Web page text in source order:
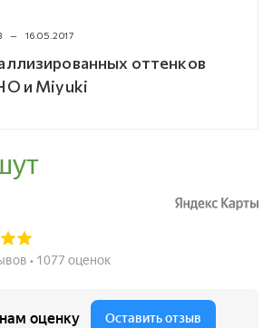
— 16.05.2017
оттенков
и Miyuki